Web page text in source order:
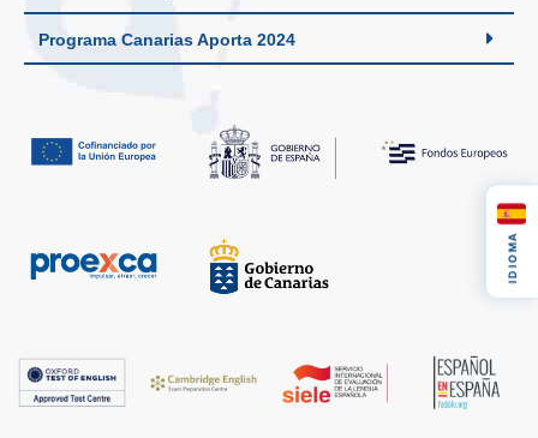
Programa Canarias Aporta 2024
IDIOMA